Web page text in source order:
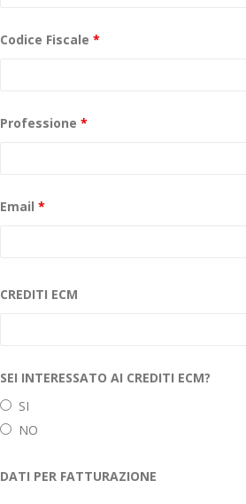
Codice Fiscale *
Professione *
Email *
CREDITI ECM
SEI INTERESSATO AI CREDITI ECM?
SI
NO
DATI PER FATTURAZIONE